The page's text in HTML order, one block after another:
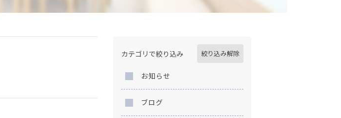
カテゴリで絞り込み 絞り込み解除
お知らせ
ブログ